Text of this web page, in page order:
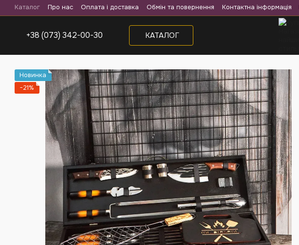
Перейти до основного контенту
Каталог Про нас Оплата і доставка Обмін та повернення Контактна інформація
+38 (073) 342-00-30 КАТАЛОГ
Новинка
−21%